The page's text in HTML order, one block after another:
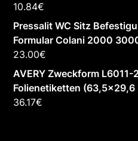
10.84€
Pressalit WC Sitz
Formular Colani 2000
23.00€
AVERY Zweckform
Folienetiketten (63,5x29,6
36.17€